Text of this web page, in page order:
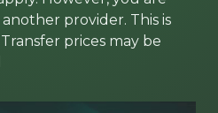
provider. This is
prices may be